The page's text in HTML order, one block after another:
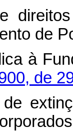
de
à
de